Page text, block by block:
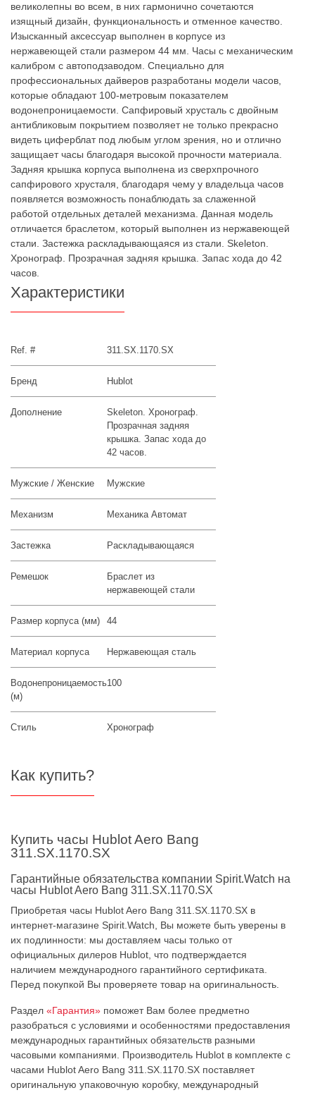
великолепны во всем, в них гармонично сочетаются
изящный дизайн, функциональность и отменное качество.
Изысканный аксессуар выполнен в корпусе из
нержавеющей стали размером 44 мм. Часы с механическим
калибром с автоподзаводом. Специально для
профессиональных дайверов разработаны модели часов,
которые обладают 100-метровым показателем
водонепроницаемости. Сапфировый хрусталь с двойным
антибликовым покрытием позволяет не только прекрасно
видеть циферблат под любым углом зрения, но и отлично
защищает часы благодаря высокой прочности материала.
Задняя крышка корпуса выполнена из сверхпрочного
сапфирового хрусталя, благодаря чему у владельца часов
появляется возможность понаблюдать за слаженной
работой отдельных деталей механизма. Данная модель
отличается браслетом, который выполнен из нержавеющей
стали. Застежка раскладывающаяся из стали. Skeleton.
Хронограф. Прозрачная задняя крышка. Запас хода до 42
часов.
Характеристики
Ref. # 311.SX.1170.SX
Бренд Hublot
Дополнение
Skeleton. Хронограф.
Прозрачная задняя
крышка. Запас хода до
42 часов.
Мужские / Женские Мужские
Механизм Механика Автомат
Застежка Раскладывающаяся
Ремешок
Браслет из
нержавеющей стали
Размер корпуса (мм) 44
Материал корпуса Нержавеющая сталь
Водонепроницаемость
(м)
100
Стиль Хронограф
Как купить?
Купить часы Hublot Aero Bang
311.SX.1170.SX
Гарантийные обязательства компании Spirit.Watch на
часы Hublot Aero Bang 311.SX.1170.SX
Приобретая часы Hublot Aero Bang 311.SX.1170.SX в
интернет-магазине Spirit.Watch, Вы можете быть уверены в
их подлинности: мы доставляем часы только от
официальных дилеров Hublot, что подтверждается
наличием международного гарантийного сертификата.
Перед покупкой Вы проверяете товар на оригинальность.
Раздел «Гарантия» поможет Вам более предметно
разобраться с условиями и особенностями предоставления
международных гарантийных обязательств разными
часовыми компаниями. Производитель Hublot в комплекте с
часами Hublot Aero Bang 311.SX.1170.SX поставляет
оригинальную упаковочную коробку, международный